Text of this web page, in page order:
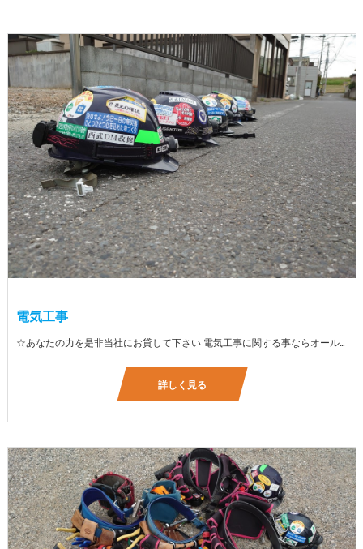
電気工事
☆あなたの力を是非当社にお貸して下さい 電気工事に関する事ならオールマイティに対応しております（室内配線・室外配線、スイッチコンセント取付け、照明器具取付け、配電盤取付け、エアコン取付け、LANケーブル配線、アンテナ取付けなど） 【工具支給致します】 また新品工具と新品作業服を完全支給を致します。 高品質の作業服と工具入社してくれた方には支給致します♪
詳しく見る